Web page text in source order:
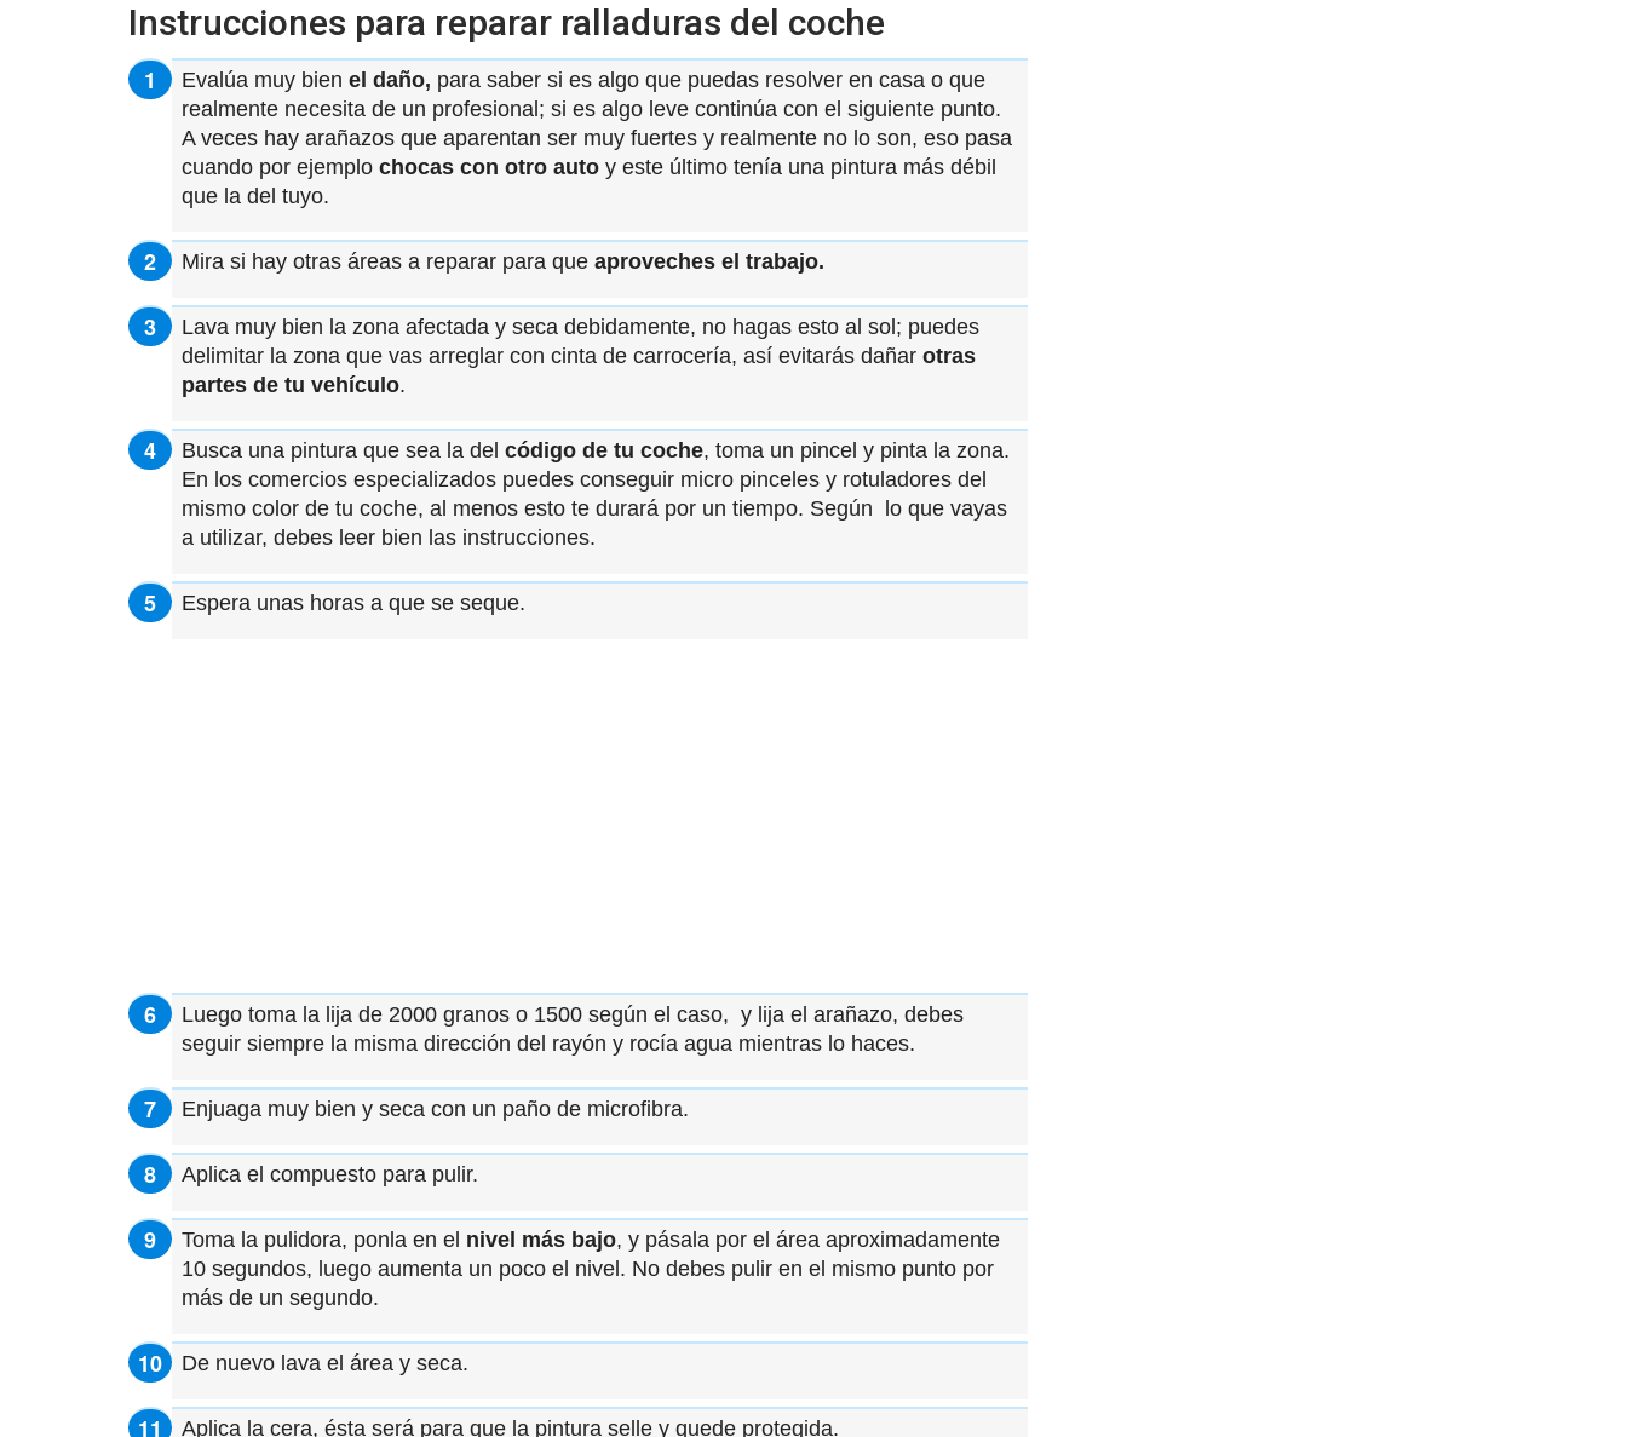
Instrucciones para reparar ralladuras del coche
Evalúa muy bien el daño, para saber si es algo que puedas resolver en casa o que
realmente necesita de un profesional; si es algo leve continúa con el siguiente punto.
A veces hay arañazos que aparentan ser muy fuertes y realmente no lo son, eso pasa
cuando por ejemplo chocas con otro auto y este último tenía una pintura más débil
que la del tuyo.
Mira si hay otras áreas a reparar para que aproveches el trabajo.
Lava muy bien la zona afectada y seca debidamente, no hagas esto al sol; puedes
delimitar la zona que vas arreglar con cinta de carrocería, así evitarás dañar otras
partes de tu vehículo.
Busca una pintura que sea la del código de tu coche, toma un pincel y pinta la zona.
En los comercios especializados puedes conseguir micro pinceles y rotuladores del
mismo color de tu coche, al menos esto te durará por un tiempo. Según lo que vayas
a utilizar, debes leer bien las instrucciones.
Espera unas horas a que se seque.
Luego toma la lija de 2000 granos o 1500 según el caso, y lija el arañazo, debes
seguir siempre la misma dirección del rayón y rocía agua mientras lo haces.
Enjuaga muy bien y seca con un paño de microfibra.
Aplica el compuesto para pulir.
Toma la pulidora, ponla en el nivel más bajo, y pásala por el área aproximadamente
10 segundos, luego aumenta un poco el nivel. No debes pulir en el mismo punto por
más de un segundo.
De nuevo lava el área y seca.
Aplica la cera, ésta será para que la pintura selle y quede protegida.